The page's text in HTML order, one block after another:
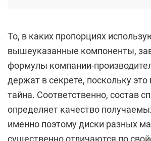
То, в каких пропорциях
вышеуказанные компоненты,
формулы компании-
держат в секрете, поскольку
тайна. Соответственно, состав
определяет качество
именно поэтому диски разных
существенно отличаются по